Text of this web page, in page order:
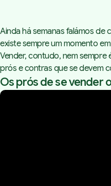
Ainda há semanas falámos de
existe sempre um momento
Vender, contudo, nem sempre
prós e contras que se devem
Os prós de se vender